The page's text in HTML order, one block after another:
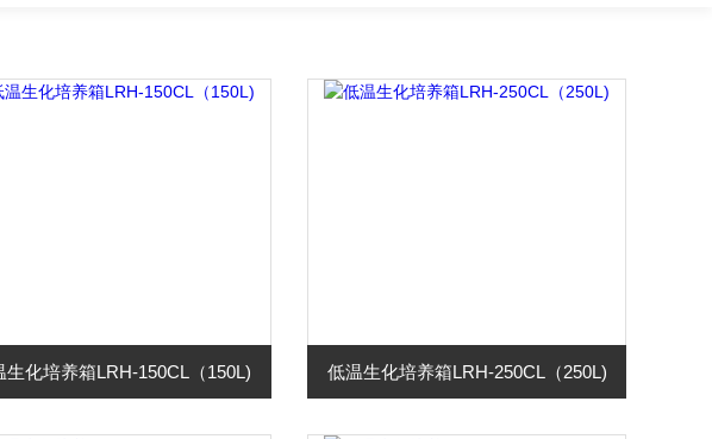
生化培养箱LRH-150CL（150L) 低温生化培养箱LRH-250CL（250L)